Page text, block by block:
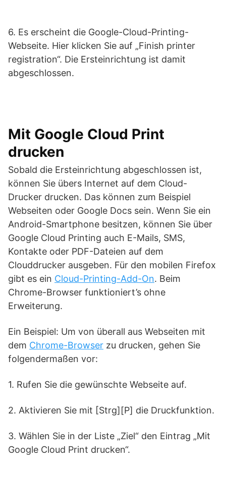
6. Es erscheint die Google-Cloud-Printing-
Webseite. Hier klicken Sie auf „Finish printer
registration“. Die Ersteinrichtung ist damit
abgeschlossen.
Mit Google Cloud Print
drucken
Sobald die Ersteinrichtung abgeschlossen ist,
können Sie übers Internet auf dem Cloud-
Drucker drucken. Das können zum Beispiel
Webseiten oder Google Docs sein. Wenn Sie ein
Android-Smartphone besitzen, können Sie über
Google Cloud Printing auch E-Mails, SMS,
Kontakte oder PDF-Dateien auf dem
Clouddrucker ausgeben. Für den mobilen Firefox
gibt es ein Cloud-Printing-Add-On. Beim
Chrome-Browser funktioniert’s ohne
Erweiterung.
Ein Beispiel: Um von überall aus Webseiten mit
dem Chrome-Browser zu drucken, gehen Sie
folgendermaßen vor:
1. Rufen Sie die gewünschte Webseite auf.
2. Aktivieren Sie mit [Strg][P] die Druckfunktion.
3. Wählen Sie in der Liste „Ziel“ den Eintrag „Mit
Google Cloud Print drucken“.